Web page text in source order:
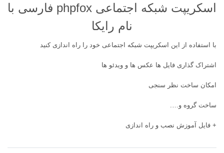
اسکریپت شبکه اجتماعی phpfox فارسی با
نام رایکا
با استفاده از این اسکریپت شبکه اجتماعی خود را راه اندازی کنید
اشتراک گذاری فایل ها عکس ها و ویدئو ها
امکان ساخت نظر سنجی
ساخت گروه و….
+ فایل آموزش نصب و راه اندازی